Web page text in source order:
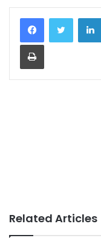
Print
Related Articles